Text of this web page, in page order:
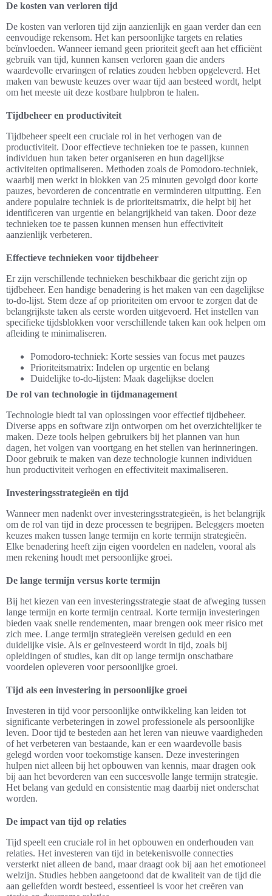
De kosten van verloren tijd
De kosten van verloren tijd zijn aanzienlijk en gaan verder dan een
eenvoudige rekensom. Het kan persoonlijke targets en relaties
beïnvloeden. Wanneer iemand geen prioriteit geeft aan het efficiënt
gebruik van tijd, kunnen kansen verloren gaan die anders
waardevolle ervaringen of relaties zouden hebben opgeleverd. Het
maken van bewuste keuzes over waar tijd aan besteed wordt, helpt
om het meeste uit deze kostbare hulpbron te halen.
Tijdbeheer en productiviteit
Tijdbeheer speelt een cruciale rol in het verhogen van de
productiviteit. Door effectieve technieken toe te passen, kunnen
individuen hun taken beter organiseren en hun dagelijkse
activiteiten optimaliseren. Methoden zoals de Pomodoro-techniek,
waarbij men werkt in blokken van 25 minuten gevolgd door korte
pauzes, bevorderen de concentratie en verminderen uitputting. Een
andere populaire techniek is de prioriteitsmatrix, die helpt bij het
identificeren van urgentie en belangrijkheid van taken. Door deze
technieken toe te passen kunnen mensen hun effectiviteit
aanzienlijk verbeteren.
Effectieve technieken voor tijdbeheer
Er zijn verschillende technieken beschikbaar die gericht zijn op
tijdbeheer. Een handige benadering is het maken van een dagelijkse
to-do-lijst. Stem deze af op prioriteiten om ervoor te zorgen dat de
belangrijkste taken als eerste worden uitgevoerd. Het instellen van
specifieke tijdsblokken voor verschillende taken kan ook helpen om
afleiding te minimaliseren.
Pomodoro-techniek: Korte sessies van focus met pauzes
Prioriteitsmatrix: Indelen op urgentie en belang
Duidelijke to-do-lijsten: Maak dagelijkse doelen
De rol van technologie in tijdmanagement
Technologie biedt tal van oplossingen voor effectief tijdbeheer.
Diverse apps en software zijn ontworpen om het overzichtelijker te
maken. Deze tools helpen gebruikers bij het plannen van hun
dagen, het volgen van voortgang en het stellen van herinneringen.
Door gebruik te maken van deze technologie kunnen individuen
hun productiviteit verhogen en effectiviteit maximaliseren.
Investeringsstrategieën en tijd
Wanneer men nadenkt over investeringsstrategieën, is het belangrijk
om de rol van tijd in deze processen te begrijpen. Beleggers moeten
keuzes maken tussen lange termijn en korte termijn strategieën.
Elke benadering heeft zijn eigen voordelen en nadelen, vooral als
men rekening houdt met persoonlijke groei.
De lange termijn versus korte termijn
Bij het kiezen van een investeringsstrategie staat de afweging tussen
lange termijn en korte termijn centraal. Korte termijn investeringen
bieden vaak snelle rendementen, maar brengen ook meer risico met
zich mee. Lange termijn strategieën vereisen geduld en een
duidelijke visie. Als er geïnvesteerd wordt in tijd, zoals bij
opleidingen of studies, kan dit op lange termijn onschatbare
voordelen opleveren voor persoonlijke groei.
Tijd als een investering in persoonlijke groei
Investeren in tijd voor persoonlijke ontwikkeling kan leiden tot
significante verbeteringen in zowel professionele als persoonlijke
leven. Door tijd te besteden aan het leren van nieuwe vaardigheden
of het verbeteren van bestaande, kan er een waardevolle basis
gelegd worden voor toekomstige kansen. Deze investeringen
hulpen niet alleen bij het opbouwen van kennis, maar dragen ook
bij aan het bevorderen van een succesvolle lange termijn strategie.
Het belang van geduld en consistentie mag daarbij niet onderschat
worden.
De impact van tijd op relaties
Tijd speelt een cruciale rol in het opbouwen en onderhouden van
relaties. Het investeren van tijd in betekenisvolle connecties
versterkt niet alleen de band, maar draagt ook bij aan het emotioneel
welzijn. Studies hebben aangetoond dat de kwaliteit van de tijd die
aan geliefden wordt besteed, essentieel is voor het creëren van